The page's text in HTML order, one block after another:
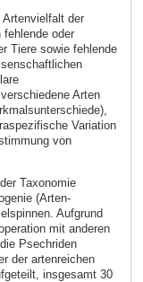
der
fehlende oder
Tiere sowie fehlende
Arten
Variation
von
Taxonomie
(Arten-
Aufgrund
mit anderen
Psechriden
der artenreichen
insgesamt 30